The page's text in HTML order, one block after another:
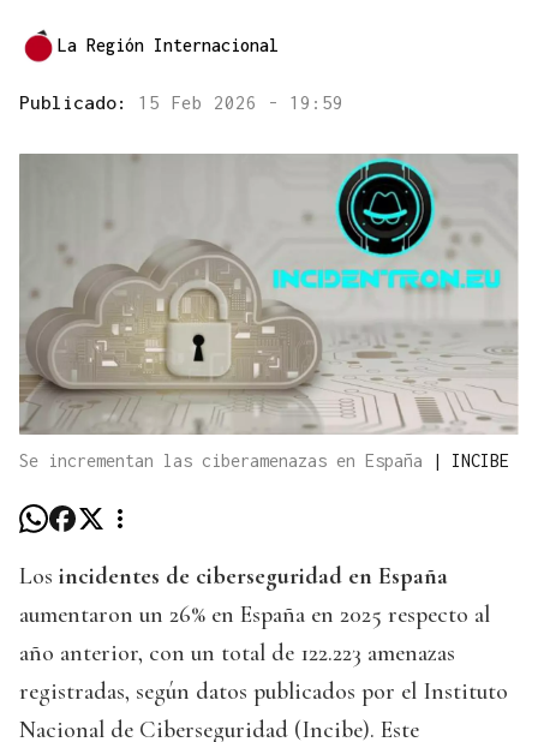
La Región Internacional
Publicado: 15 Feb 2026 - 19:59
Se incrementan las ciberamenazas en España | INCIBE
Los incidentes de ciberseguridad en España
aumentaron un 26% en España en 2025 respecto al
año anterior, con un total de 122.223 amenazas
registradas, según datos publicados por el Instituto
Nacional de Ciberseguridad (Incibe). Este